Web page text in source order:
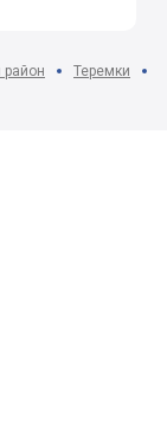
район Теремки